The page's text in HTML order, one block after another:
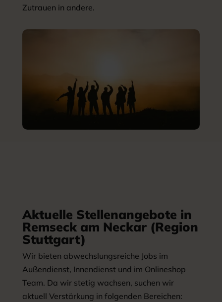
Zutrauen in andere.
Aktuelle Stellenangebote in
Remseck am Neckar (Region
Stuttgart)
Wir bieten abwechslungsreiche Jobs im
Außendienst, Innendienst und im Onlineshop
Team. Da wir stetig wachsen, suchen wir
aktuell Verstärkung in folgenden Bereichen: